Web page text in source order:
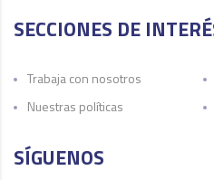
SECCIONES DE
Trabaja con nosotros
Nuestras políticas
SÍGUENOS